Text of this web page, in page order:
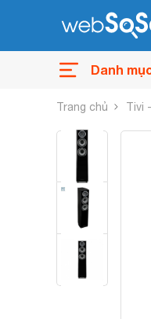
Danh
Trang chủ Tivi